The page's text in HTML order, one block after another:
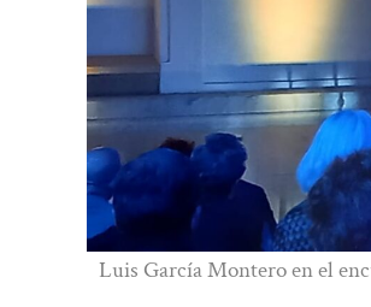
Luis García Montero en el